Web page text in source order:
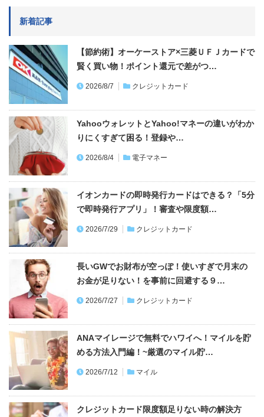
新着記事
【節約術】オーケーストア×三菱ＵＦＪカードで
賢く買い物！ポイント還元で差がつ…
2026/8/7 クレジットカード
YahooウォレットとYahoo!マネーの違いがわか
りにくすぎて困る！登録や…
2026/8/4 電子マネー
イオンカードの即時発行カードはできる？「5分
で即時発行アプリ」！審査や限度額…
2026/7/29 クレジットカード
長いGWでお財布が空っぽ！使いすぎで月末の
お金が足りない！を事前に回避する９…
2026/7/27 クレジットカード
ANAマイレージで無料でハワイへ！マイルを貯
める方法入門編！~厳選のマイル貯…
2026/7/12 マイル
クレジットカード限度額足りない時の解決方